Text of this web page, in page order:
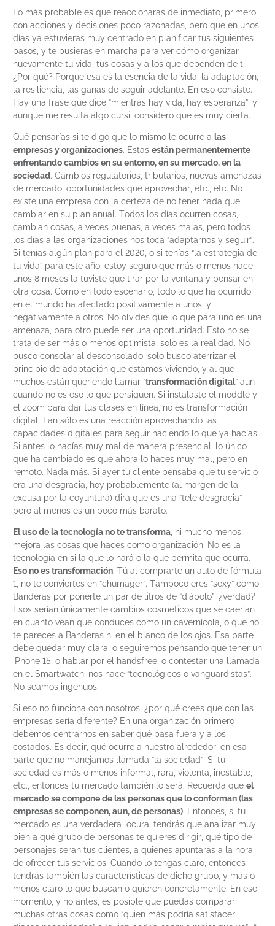
Lo más probable es que reaccionaras de inmediato, primero
con acciones y decisiones poco razonadas, pero que en unos
días ya estuvieras muy centrado en planificar tus siguientes
pasos, y te pusieras en marcha para ver cómo organizar
nuevamente tu vida, tus cosas y a los que dependen de ti.
¿Por qué? Porque esa es la esencia de la vida, la adaptación,
la resiliencia, las ganas de seguir adelante. En eso consiste.
Hay una frase que dice “mientras hay vida, hay esperanza”, y
aunque me resulta algo cursi, considero que es muy cierta.
Qué pensarías si te digo que lo mismo le ocurre a las
empresas y organizaciones. Estas están permanentemente
enfrentando cambios en su entorno, en su mercado, en la
sociedad. Cambios regulatorios, tributarios, nuevas amenazas
de mercado, oportunidades que aprovechar, etc., etc. No
existe una empresa con la certeza de no tener nada que
cambiar en su plan anual. Todos los días ocurren cosas,
cambian cosas, a veces buenas, a veces malas, pero todos
los días a las organizaciones nos toca “adaptarnos y seguir”.
Si tenías algún plan para el 2020, o si tenías “la estrategia de
tu vida” para este año, estoy seguro que más o menos hace
unos 8 meses la tuviste que tirar por la ventana y pensar en
otra cosa. Como en todo escenario, todo lo que ha ocurrido
en el mundo ha afectado positivamente a unos, y
negativamente a otros. No olvides que lo que para uno es una
amenaza, para otro puede ser una oportunidad. Esto no se
trata de ser más o menos optimista, solo es la realidad. No
busco consolar al desconsolado, solo busco aterrizar el
principio de adaptación que estamos viviendo, y al que
muchos están queriendo llamar “transformación digital” aun
cuando no es eso lo que persiguen. Si instalaste el moddle y
el zoom para dar tus clases en línea, no es transformación
digital. Tan sólo es una reacción aprovechando las
capacidades digitales para seguir haciendo lo que ya hacías.
Si antes lo hacías muy mal de manera presencial, lo único
que ha cambiado es que ahora lo haces muy mal, pero en
remoto. Nada más. Si ayer tu cliente pensaba que tu servicio
era una desgracia, hoy probablemente (al margen de la
excusa por la coyuntura) dirá que es una “tele desgracia”
pero al menos es un poco más barato.
El uso de la tecnología no te transforma , ni mucho menos
mejora las cosas que haces como organización. No es la
tecnología en si la que lo hará o la que permita que ocurra.
Eso no es transformación. Tú al comprarte un auto de fórmula
1, no te conviertes en “chumager”. Tampoco eres “sexy” como
Banderas por ponerte un par de litros de “diábolo”, ¿verdad?
Esos serían únicamente cambios cosméticos que se caerían
en cuanto vean que conduces como un cavernícola, o que no
te pareces a Banderas ni en el blanco de los ojos. Esa parte
debe quedar muy clara, o seguiremos pensando que tener un
iPhone 15, o hablar por el handsfree, o contestar una llamada
en el Smartwatch, nos hace “tecnológicos o vanguardistas”.
No seamos ingenuos.
Si eso no funciona con nosotros, ¿por qué crees que con las
empresas sería diferente? En una organización primero
debemos centrarnos en saber qué pasa fuera y a los
costados. Es decir, qué ocurre a nuestro alrededor, en esa
parte que no manejamos llamada “la sociedad”. Si tu
sociedad es más o menos informal, rara, violenta, inestable,
etc., entonces tu mercado también lo será. Recuerda que el
mercado se compone de las personas que lo conforman (las
empresas se componen, aun, de personas). Entonces, si tu
mercado es una verdadera locura, tendrás que analizar muy
bien a qué grupo de personas te quieres dirigir, qué tipo de
personajes serán tus clientes, a quienes apuntarás a la hora
de ofrecer tus servicios. Cuando lo tengas claro, entonces
tendrás también las características de dicho grupo, y más o
menos claro lo que buscan o quieren concretamente. En ese
momento, y no antes, es posible que puedas comparar
muchas otras cosas como “quien más podría satisfacer